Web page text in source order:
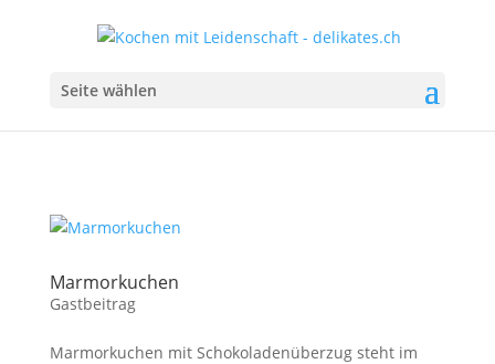
Seite wählen
Marmorkuchen
Gastbeitrag
Marmorkuchen mit Schokoladenüberzug steht im